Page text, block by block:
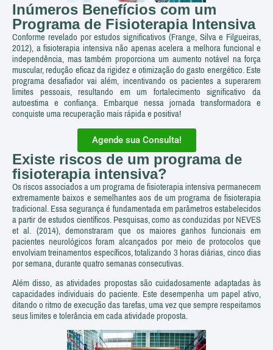
Inúmeros Benefícios com um
Programa de Fisioterapia Intensiva
Conforme revelado por estudos significativos (Frange, Silva e Filgueiras,
2012), a fisioterapia intensiva não apenas acelera a melhora funcional e
independência, mas também proporciona um aumento notável na força
muscular, redução eficaz da rigidez e otimização do gasto energético. Este
programa desafiador vai além, incentivando os pacientes a superarem
limites pessoais, resultando em um fortalecimento significativo da
autoestima e confiança. Embarque nessa jornada transformadora e
conquiste uma recuperação mais rápida e positiva!
Agende sua Consulta!
Existe riscos de um programa de
fisioterapia intensiva?
Os riscos associados a um programa de fisioterapia intensiva permanecem
extremamente baixos e semelhantes aos de um programa de fisioterapia
tradicional. Essa segurança é fundamentada em parâmetros estabelecidos
a partir de estudos científicos. Pesquisas, como as conduzidas por NEVES
et al. (2014), demonstraram que os maiores ganhos funcionais em
pacientes neurológicos foram alcançados por meio de protocolos que
envolviam treinamentos específicos, totalizando 3 horas diárias, cinco dias
por semana, durante quatro semanas consecutivas.
Além disso, as atividades propostas são cuidadosamente adaptadas às
capacidades individuais do paciente. Este desempenha um papel ativo,
ditando o ritmo de execução das tarefas, uma vez que sempre respeitamos
seus limites e tolerância em cada atividade proposta.